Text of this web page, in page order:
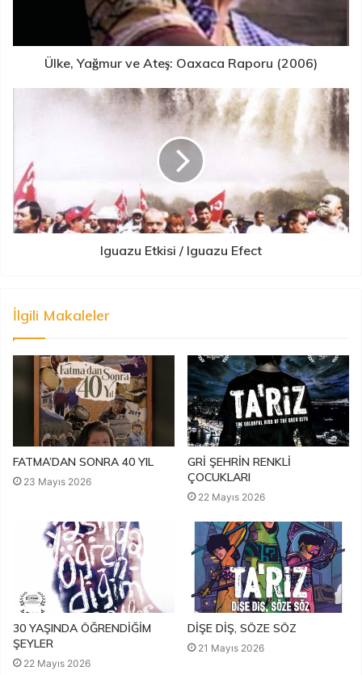
Ülke, Yağmur ve Ateş: Oaxaca Raporu (2006)
Iguazu Etkisi / Iguazu Efect
İlgili Makaleler
FATMA’DAN SONRA 40 YIL
23 Mayıs 2026
GRİ ŞEHRİN RENKLİ
ÇOCUKLARI
22 Mayıs 2026
30 YAŞINDA ÖĞRENDİĞİM
ŞEYLER
22 Mayıs 2026
DİŞE DİŞ, SÖZE SÖZ
21 Mayıs 2026